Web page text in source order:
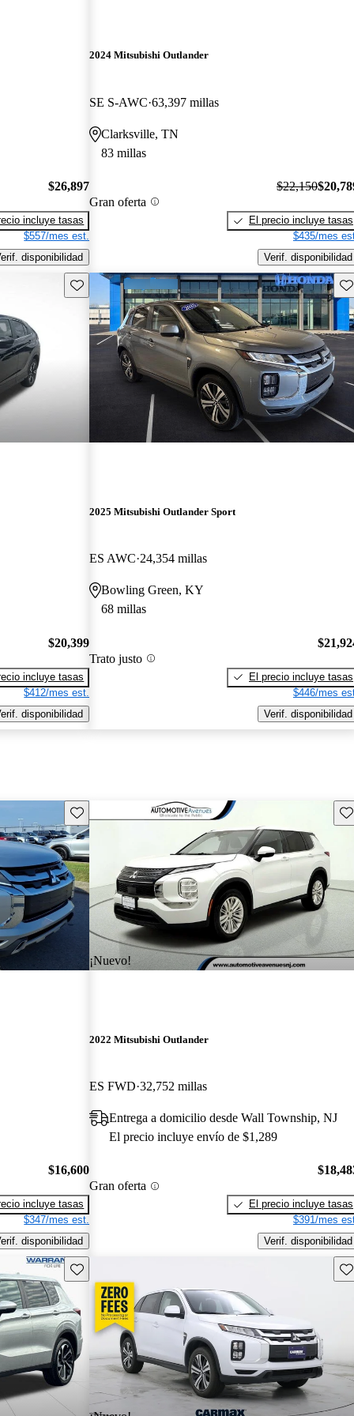
$26,897
incluye tasas
$557/mes est.
disponibilidad
2024 Mitsubishi Outlander
SE S-AWC 63,397 millas
Clarksville, TN
83 millas
Gran oferta
$22,150
El precio incluye tasas
$435/mes
Verif. disponibilidad
Guarda este Aviso
$20,399
incluye tasas
$412/mes est.
disponibilidad
2025 Mitsubishi Outlander Sport
ES AWC 24,354 millas
Bowling Green, KY
68 millas
Trato justo
El precio incluye tasas
$446/mes
Verif. disponibilidad
Guarda este Aviso
$16,600
incluye tasas
$347/mes est.
disponibilidad
¡Nuevo!
2022 Mitsubishi Outlander
ES FWD 32,752 millas
Entrega a domicilio desde Wall Township, NJ
El precio incluye envío de $1,289
Gran oferta
El precio incluye tasas
$391/mes
Verif. disponibilidad
Guarda este Aviso